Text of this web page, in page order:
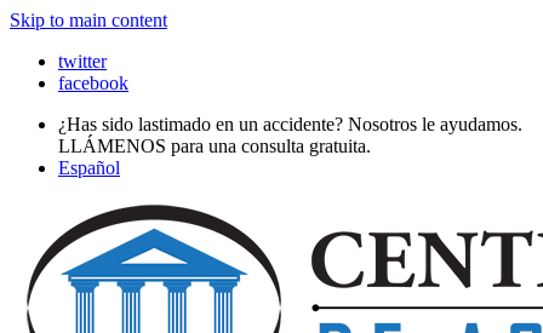
Skip to main content
twitter
facebook
¿Has sido lastimado en un accidente? Nosotros le ayudamos.
LLÁMENOS para una consulta gratuita.
Español